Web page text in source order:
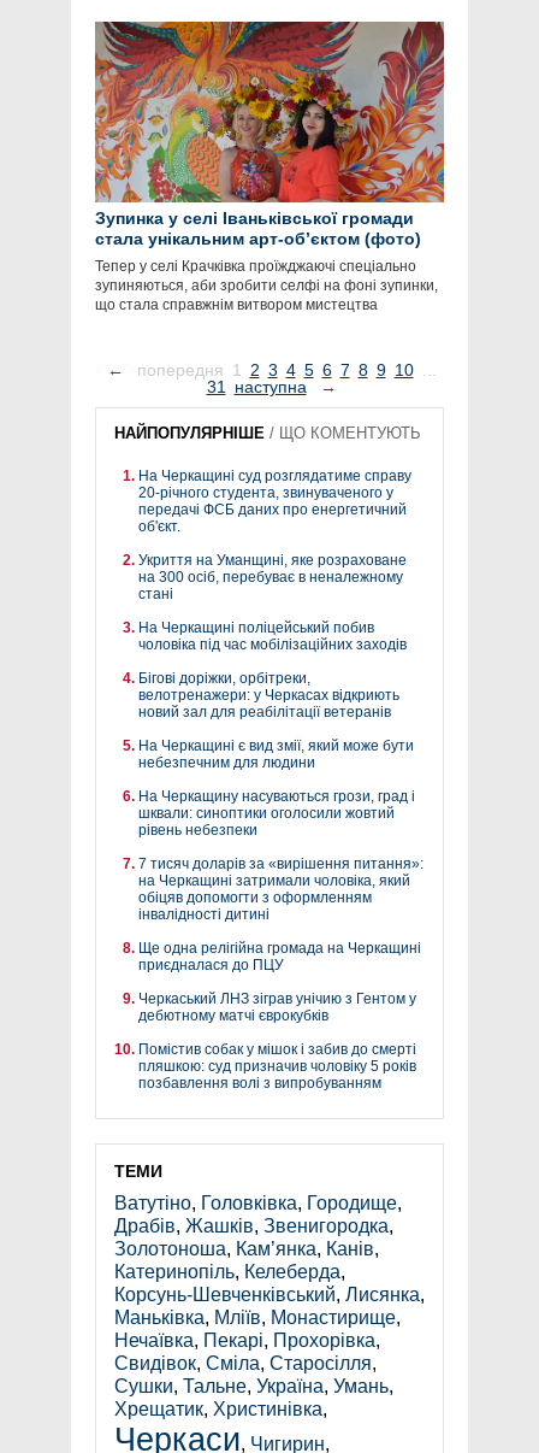
Зупинка у селі Іваньківської громади
стала унікальним арт-об’єктом (фото)
Тепер у селі Крачківка проїжджаючі спеціально
зупиняються, аби зробити селфі на фоні зупинки,
що стала справжнім витвором мистецтва
← попередня 1 2 3 4 5 6 7 8 9 10 ...
31 наступна →
НАЙПОПУЛЯРНІШЕ / ЩО КОМЕНТУЮТЬ
На Черкащині суд розглядатиме справу
20-річного студента, звинуваченого у
передачі ФСБ даних про енергетичний
об'єкт.
Укриття на Уманщині, яке розраховане
на 300 осіб, перебуває в неналежному
стані
На Черкащині поліцейський побив
чоловіка під час мобілізаційних заходів
Бігові доріжки, орбітреки,
велотренажери: у Черкасах відкриють
новий зал для реабілітації ветеранів
На Черкащині є вид змії, який може бути
небезпечним для людини
На Черкащину насуваються грози, град і
шквали: синоптики оголосили жовтий
рівень небезпеки
7 тисяч доларів за «вирішення питання»:
на Черкащині затримали чоловіка, який
обіцяв допомогти з оформленням
інвалідності дитині
Ще одна релігійна громада на Черкащині
приєдналася до ПЦУ
Черкаський ЛНЗ зіграв унічию з Гентом у
дебютному матчі єврокубків
Помістив собак у мішок і забив до смерті
пляшкою: суд призначив чоловіку 5 років
позбавлення волі з випробуванням
ТЕМИ
Ватутіно, Головківка, Городище,
Драбів, Жашків, Звенигородка,
Золотоноша, Кам’янка, Канів,
Катеринопіль, Келеберда,
Корсунь-Шевченківський, Лисянка,
Маньківка, Мліїв, Монастирище,
Нечаївка, Пекарі, Прохорівка,
Свидівок, Сміла, Старосілля,
Сушки, Тальне, Україна, Умань,
Хрещатик, Христинівка,
Черкаси, Чигирин,